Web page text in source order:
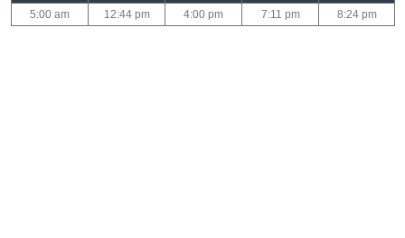
5:00 am
12:44 pm 4:00 pm 7:11 pm 8:24 pm